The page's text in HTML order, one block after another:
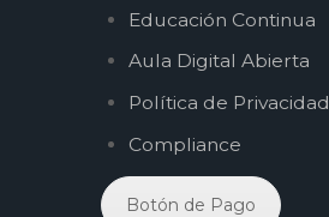
Educación Continua
Aula Digital Abierta
Política de Privacidad
Compliance
Botón de Pago